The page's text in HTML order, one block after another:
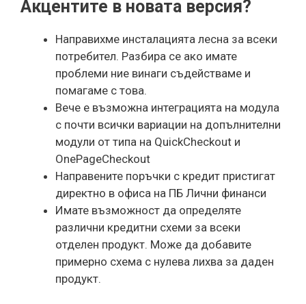
Акцентите в новата версия?
Направихме инсталацията лесна за всеки
потребител. Разбира се ако имате
проблеми ние винаги съдействаме и
помагаме с това.
Вече е възможна интеграцията на модула
с почти всички вариации на допълнителни
модули от типа на QuickCheckout и
OnePageCheckout
Направените поръчки с кредит пристигат
директно в офиса на ПБ Лични финанси
Имате възможност да определяте
различни кредитни схеми за всеки
отделен продукт. Може да добавите
примерно схема с нулева лихва за даден
продукт.